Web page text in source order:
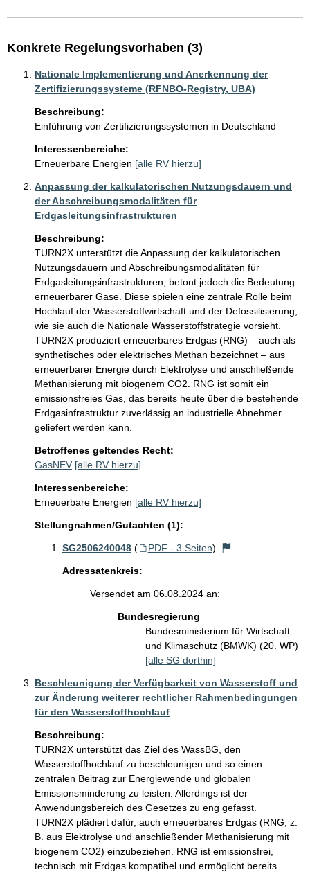
Konkrete Regelungsvorhaben (3)
Nationale Implementierung und Anerkennung der
Zertifizierungssysteme (RFNBO-Registry, UBA)
Beschreibung:
Einführung von Zertifizierungssystemen in Deutschland
Interessenbereiche:
Erneuerbare Energien [alle RV hierzu]
Anpassung der kalkulatorischen Nutzungsdauern und
der Abschreibungsmodalitäten für
Erdgasleitungsinfrastrukturen
Beschreibung:
TURN2X unterstützt die Anpassung der kalkulatorischen
Nutzungsdauern und Abschreibungsmodalitäten für
Erdgasleitungsinfrastrukturen, betont jedoch die Bedeutung
erneuerbarer Gase. Diese spielen eine zentrale Rolle beim
Hochlauf der Wasserstoffwirtschaft und der Defossilisierung,
wie sie auch die Nationale Wasserstoffstrategie vorsieht.
TURN2X produziert erneuerbares Erdgas (RNG) – auch als
synthetisches oder elektrisches Methan bezeichnet – aus
erneuerbarer Energie durch Elektrolyse und anschließende
Methanisierung mit biogenem CO2. RNG ist somit ein
emissionsfreies Gas, das bereits heute über die bestehende
Erdgasinfrastruktur zuverlässig an industrielle Abnehmer
geliefert werden kann.
Betroffenes geltendes Recht:
GasNEV [alle RV hierzu]
Interessenbereiche:
Erneuerbare Energien [alle RV hierzu]
Stellungnahmen/Gutachten (1):
SG2506240048 ( PDF - 3 Seiten)
Adressatenkreis:
Versendet am 06.08.2024 an:
Bundesregierung
Bundesministerium für Wirtschaft
und Klimaschutz (BMWK) (20. WP)
[alle SG dorthin]
Beschleunigung der Verfügbarkeit von Wasserstoff und
zur Änderung weiterer rechtlicher Rahmenbedingungen
für den Wasserstoffhochlauf
Beschreibung:
TURN2X unterstützt das Ziel des WassBG, den
Wasserstoffhochlauf zu beschleunigen und so einen
zentralen Beitrag zur Energiewende und globalen
Emissionsminderung zu leisten. Allerdings ist der
Anwendungsbereich des Gesetzes zu eng gefasst.
TURN2X plädiert dafür, auch erneuerbares Erdgas (RNG, z.
B. aus Elektrolyse und anschließender Methanisierung mit
biogenem CO2) einzubeziehen. RNG ist emissionsfrei,
technisch mit Erdgas kompatibel und ermöglicht bereits